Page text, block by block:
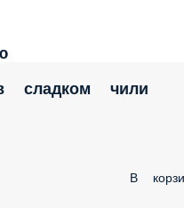
сладком чили
В